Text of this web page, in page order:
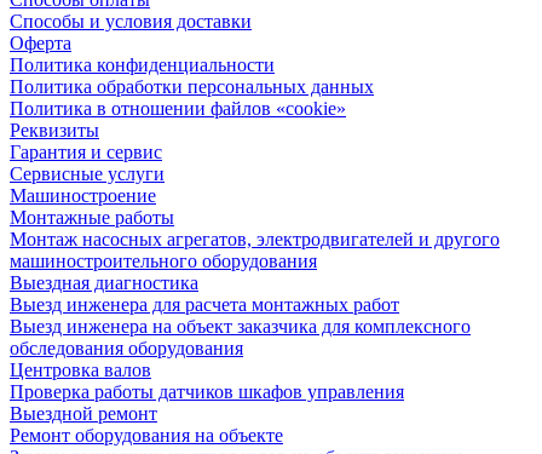
Способы и условия доставки
Оферта
Политика конфиденциальности
Политика обработки персональных данных
Политика в отношении файлов «cookie»
Реквизиты
Гарантия и сервис
Сервисные услуги
Машиностроение
Монтажные работы
Монтаж насосных агрегатов, электродвигателей и другого
машиностроительного оборудования
Выездная диагностика
Выезд инженера для расчета монтажных работ
Выезд инженера на объект заказчика для комплексного
обследования оборудования
Центровка валов
Проверка работы датчиков шкафов управления
Выездной ремонт
Ремонт оборудования на объекте